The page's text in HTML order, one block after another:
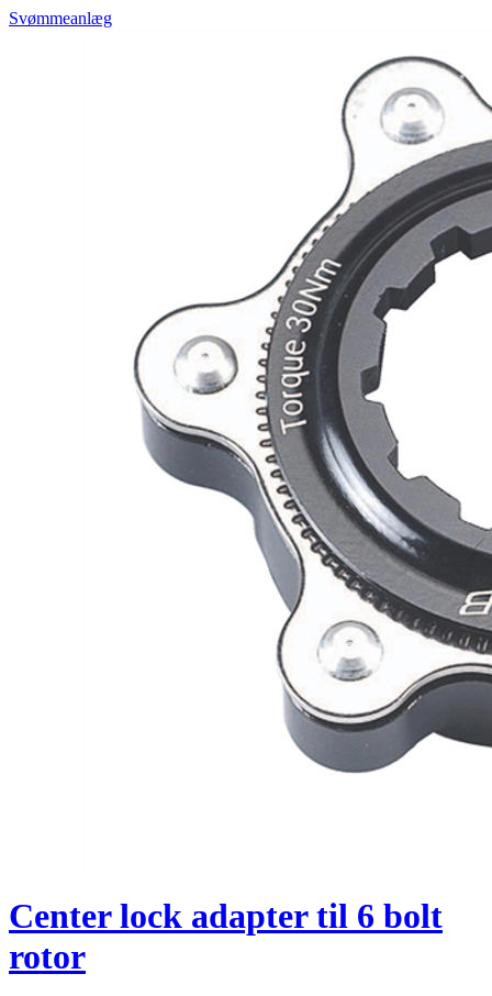
Svømmeanlæg
Center lock adapter til 6 bolt
rotor